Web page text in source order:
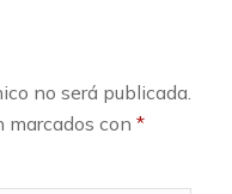
no será publicada.
marcados con *